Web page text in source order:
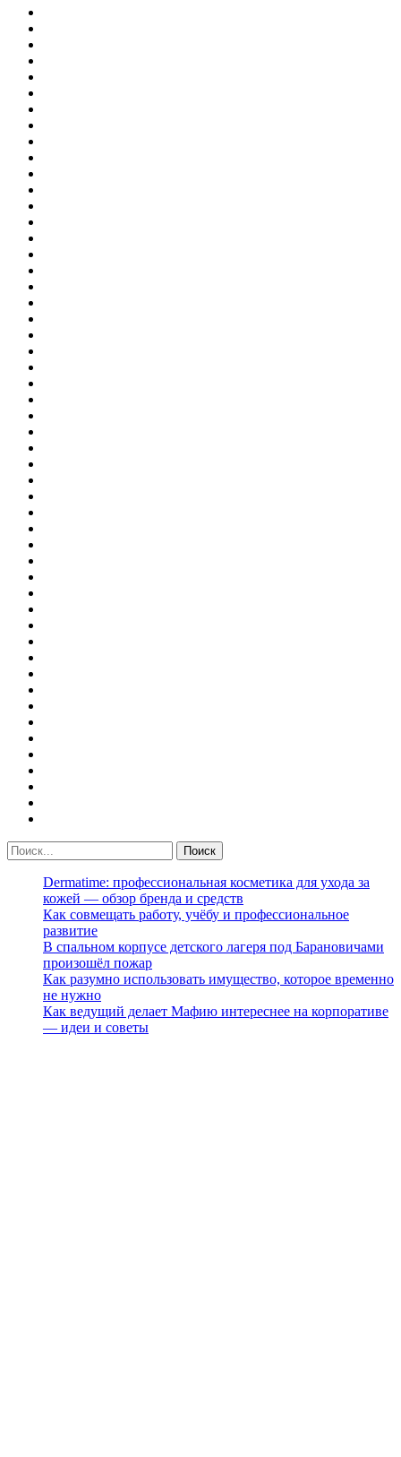
Dermatime: профессиональная косметика для ухода за
кожей — обзор бренда и средств
Как совмещать работу, учёбу и профессиональное
развитие
В спальном корпусе детского лагеря под Барановичами
произошёл пожар
Как разумно использовать имущество, которое временно
не нужно
Как ведущий делает Мафию интереснее на корпоративе
— идеи и советы